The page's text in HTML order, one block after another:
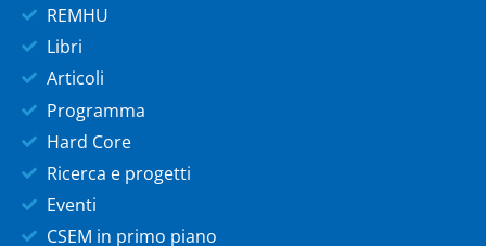
REMHU
Libri
Articoli
Programma
Hard Core
Ricerca e progetti
Eventi
CSEM in primo piano